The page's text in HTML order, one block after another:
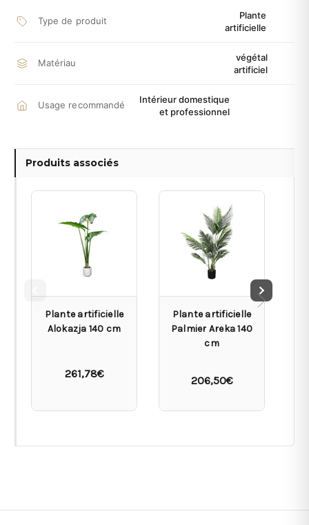
Type de produit
Plante
artificielle
Matériau
végétal
artificiel
Usage recommandé
Intérieur domestique
et professionnel
Produits associés
Plante artificielle
Alokazja 140 cm
261,78€
Plante artificielle
Palmier Areka 140
cm
206,50€